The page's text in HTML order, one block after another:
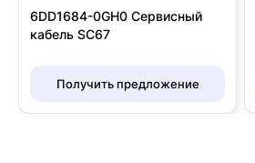
6DD1684-0GH0 Сервисный
кабель SC67
Получить предложение